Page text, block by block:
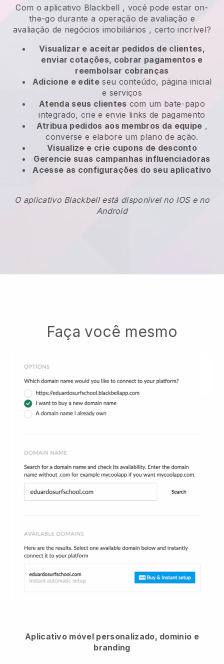
Com o aplicativo Blackbell , você pode estar on-
the-go durante a operação de avaliação e
avaliação de negócios imobiliários , certo incrível?
Visualizar e aceitar pedidos de clientes,
enviar cotações, cobrar pagamentos e
reembolsar cobranças
Adicione e editeseu conteúdo, página inicial
e serviços
Atenda seus clientes com um bate-papo
integrado, crie e envie links de pagamento
Atribua pedidos aos membros da equipe ,
converse e elabore um plano de ação.
Visualize e crie cupons de desconto
Gerencie suas campanhas influenciadoras
Acesse as configurações do seu aplicativo
O aplicativo Blackbell está disponível no IOS e no
Android
Faça você mesmo
Aplicativo móvel personalizado, domínio e
branding